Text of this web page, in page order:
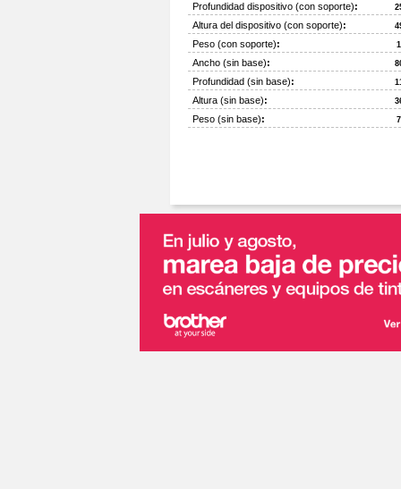
Profundidad dispositivo (con soporte):
Altura del dispositivo (con soporte):
Peso (con soporte):
Ancho (sin base):
Profundidad (sin base):
Altura (sin base):
Peso (sin base):